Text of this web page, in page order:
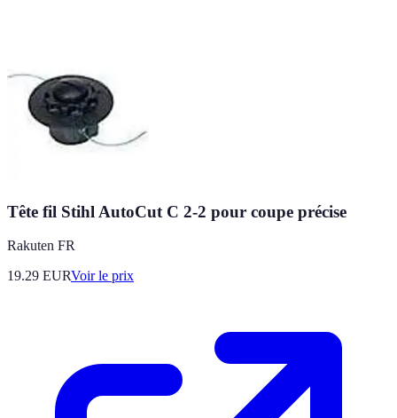
Tête fil Stihl AutoCut C 2-2 pour coupe précise
Rakuten FR
19.29 EURVoir le prix